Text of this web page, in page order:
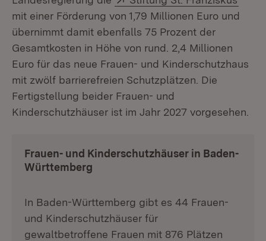
mit einer Förderung von 1,79 Millionen Euro und
übernimmt damit ebenfalls 75 Prozent der
Gesamtkosten in Höhe von rund. 2,4 Millionen
Euro für das neue Frauen- und Kinderschutzhaus
mit zwölf barrierefreien Schutzplätzen. Die
Fertigstellung beider Frauen- und
Kinderschutzhäuser ist im Jahr 2027 vorgesehen.
Frauen- und Kinderschutzhäuser in Baden-
Württemberg
In Baden-Württemberg gibt es 44 Frauen-
und Kinderschutzhäuser für
gewaltbetroffene Frauen mit 876 Plätzen